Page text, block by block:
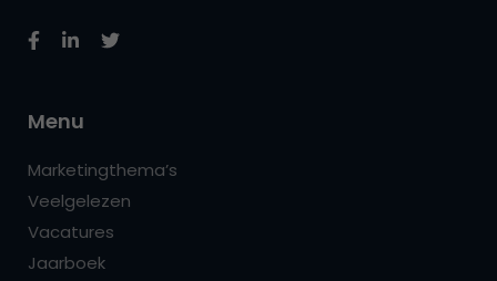
Menu
Marketingthema’s
Veelgelezen
Vacatures
Jaarboek